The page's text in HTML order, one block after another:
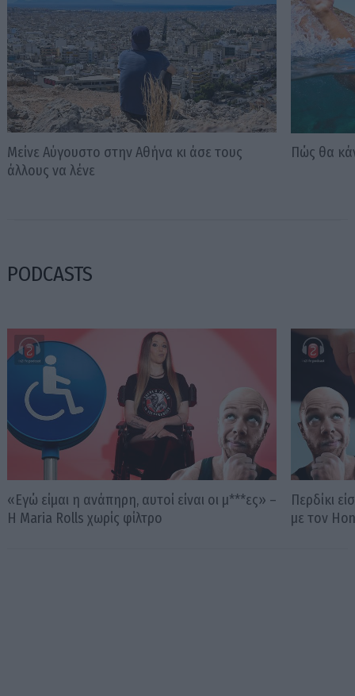
Μείνε Αύγουστο στην Αθήνα κι άσε τους
άλλους να λένε
Πώς θα
PODCASTS
«Εγώ είμαι η ανάπηρη, αυτοί είναι οι μ***ες» –
Η Maria Rolls χωρίς φίλτρο
Περδίκι
με τον